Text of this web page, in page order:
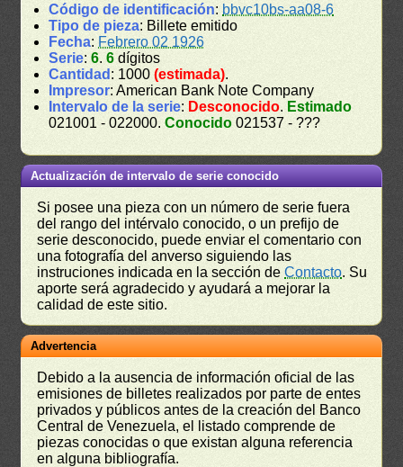
Código de identificación: bbvc10bs-aa08-6
Tipo de pieza: Billete emitido
Fecha: Febrero 02 1926
Serie:6.6 dígitos
Cantidad : 1000(estimada).
Impresor: American Bank Note Company
Intervalo de la serie: Desconocido. Estimado
021001 - 022000.Conocido 021537 - ???
Actualización de intervalo de serie conocido
Si posee una pieza con un número de serie fuera
del rango del intérvalo conocido, o un prefijo de
serie desconocido, puede enviar el comentario con
una fotografía del anverso siguiendo las
instruciones indicada en la sección deContacto. Su
aporte será agradecido y ayudará a mejorar la
calidad de este sitio.
Advertencia
Debido a la ausencia de información oficial de las
emisiones de billetes realizados por parte de entes
privados y públicos antes de la creación del Banco
Central de Venezuela, el listado comprende de
piezas conocidas o que existan alguna referencia
en alguna bibliografía.